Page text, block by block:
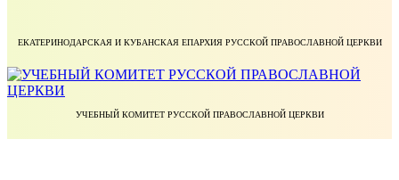
ЕКАТЕРИНОДАРСКАЯ И КУБАНСКАЯ ЕПАРХИЯ РУССКОЙ ПРАВОСЛАВНОЙ ЦЕРКВИ
УЧЕБНЫЙ КОМИТЕТ РУССКОЙ ПРАВОСЛАВНОЙ ЦЕРКВИ